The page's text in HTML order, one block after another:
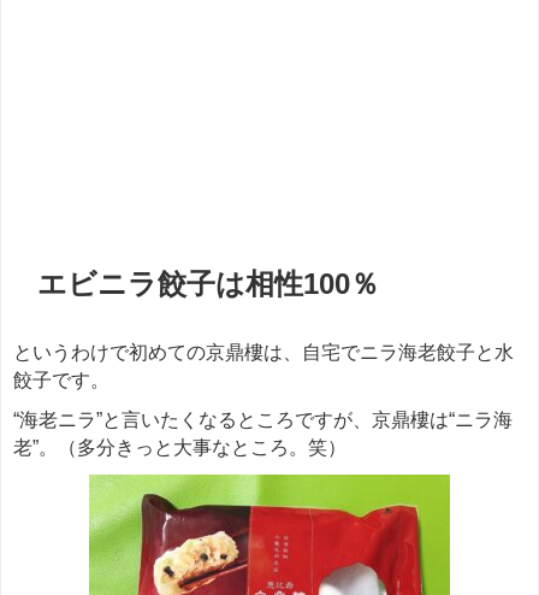
エビニラ餃子は相性100％
というわけで初めての京鼎樓は、自宅でニラ海老餃子と水
餃子です。
“海老ニラ”と言いたくなるところですが、京鼎樓は“ニラ海
老”。（多分きっと大事なところ。笑）